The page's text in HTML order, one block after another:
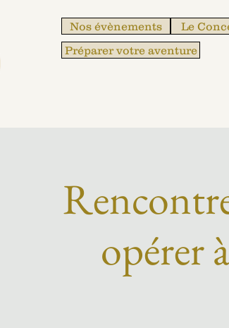
Nos évènements
Le
Préparer votre aventure
opérer